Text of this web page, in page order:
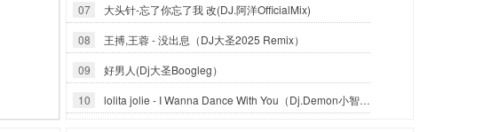
07
大头针-忘了你忘了我 改(DJ.阿洋OfficialMix)
08
王搏,王蓉 - 没出息（DJ大圣2025 Remix）
09
好男人(Dj大圣Boogleg）
10
lolita jolie - I Wanna Dance With You（Dj.Demon小智_Reximx）